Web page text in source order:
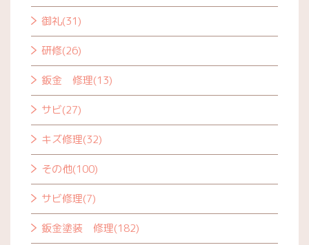
御礼(31)
研修(26)
鈑金 修理(13)
サビ(27)
キズ修理(32)
その他(100)
サビ修理(7)
鈑金塗装 修理(182)